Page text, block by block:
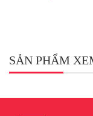
SẢN PHẨM